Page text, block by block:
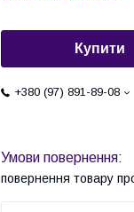
Купити
+380 (97) 891-89-08
повернення товару